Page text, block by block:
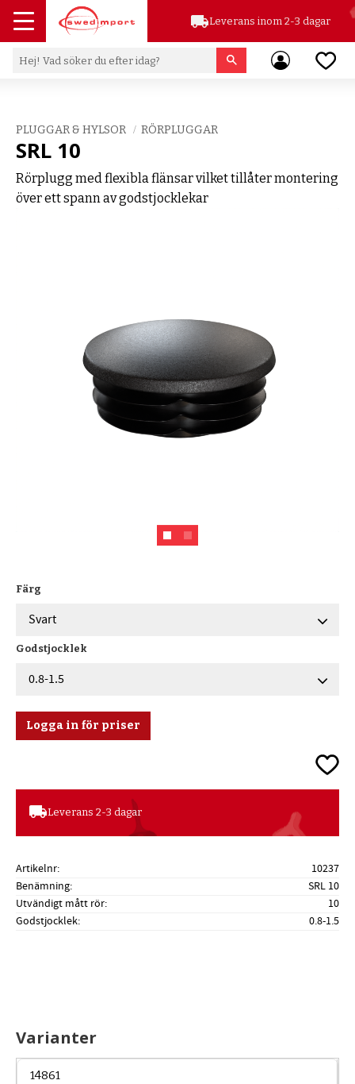
Meny
local_shippingLeverans inom 2-3 dagar
PLUGGAR & HYLSOR RÖRPLUGGAR
SRL 10
Rörplugg med flexibla flänsar vilket tillåter montering
över ett spann av godstjocklekar
Färg
Godstjocklek
Logga in för priser
Lägg
local_shippingLeverans 2-3 dagar
Artikelnr
10237
Benämning
SRL 10
Utvändigt mått rör
10
Godstjocklek
0.8-1.5
Varianter
14861